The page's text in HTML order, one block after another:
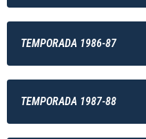
TEMPORADA 1986-87
TEMPORADA 1987-88